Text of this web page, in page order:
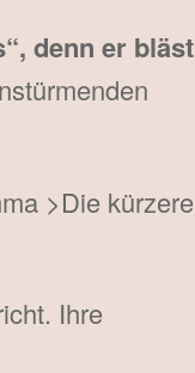
denn er bläst
>Die kürzere
Ihre